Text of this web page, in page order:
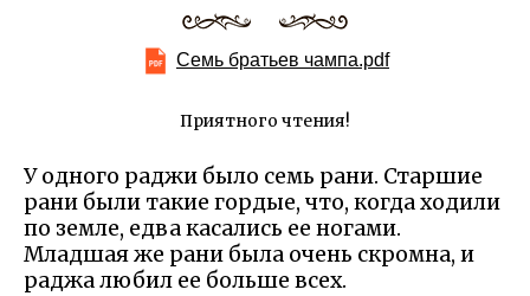
Семь братьев чампа.pdf
Приятного чтения!
У одного раджи было семь рани. Старшие
рани были такие гордые, что, когда ходили
по земле, едва касались ее ногами.
Младшая же рани была очень скромна, и
раджа любил ее больше всех.